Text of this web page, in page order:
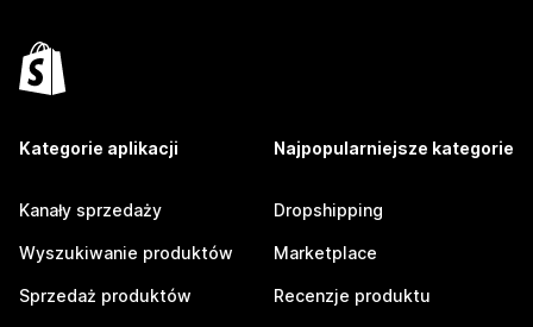
Kategorie aplikacji
Kanały sprzedaży
Wyszukiwanie produktów
Sprzedaż produktów
Najpopularniejsze kategorie
Dropshipping
Marketplace
Recenzje produktu